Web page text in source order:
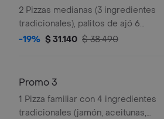
2 Pizzas medianas (3 ingredientes
tradicionales), palitos de ajó 6
unidades, alitas de pollo 6 unidades y
-19% $ 31.140 $ 38.490
Promo 3
1 Pizza familiar con 4 ingredientes
tradicionales (jamón, aceitunas,